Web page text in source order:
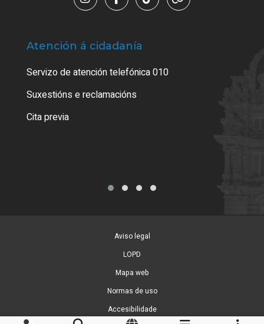
Atención á cidadanía
Servizo de atención telefónica 010
Suxestións e reclamacións
Cita previa
Aviso legal
LOPD
Mapa web
Normas de uso
Accesibilidade